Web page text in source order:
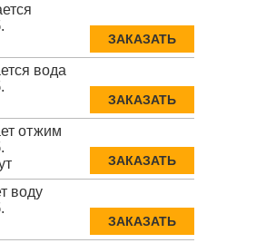
ЗАКАЗАТЬ
вода
ЗАКАЗАТЬ
отжим
ЗАКАЗАТЬ
воду
ЗАКАЗАТЬ